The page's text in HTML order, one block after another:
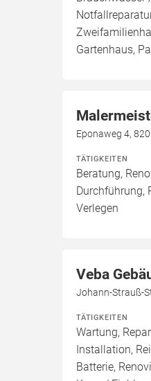
Gartenhaus,
Eponaweg 4,
TÄTIGKEITEN
Beratung,
Durchführung,
Verlegen
Veba
Johann-Strauß-
TÄTIGKEITEN
Wartung,
Installation,
Batterie,